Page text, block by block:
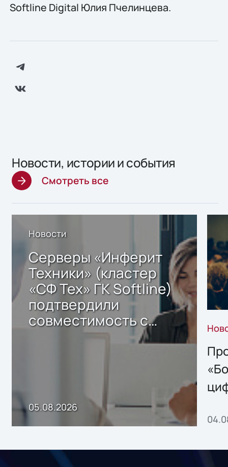
Softline Digital Юлия Пчелинцева.
Новости, истории и события
Смотреть все
Новости
Серверы «Инферит
Техники» (кластер
«СФ Тех» ГК Softline)
подтвердили
совместимость с
решением Sharx
05.08.2026